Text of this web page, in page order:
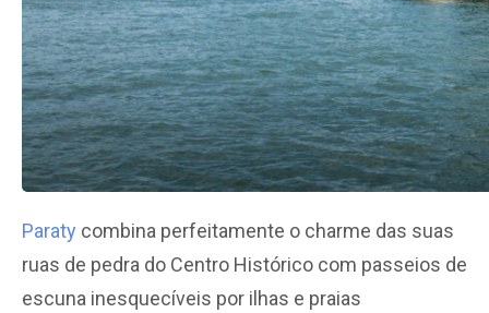
Paraty combina perfeitamente o charme das suas
ruas de pedra do Centro Histórico com passeios de
escuna inesquecíveis por ilhas e praias